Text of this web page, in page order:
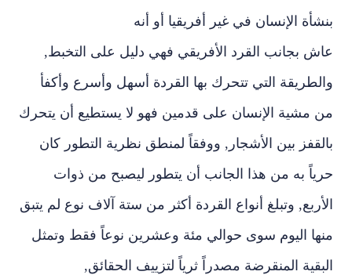
بنشأة الإنسان في غير أفريقيا أو أنه
عاش بجانب القرد الأفريقي فهي دليل على التخبط,
والطريقة التي تتحرك بها القردة أسهل وأسرع وأكفأ
من مشية الإنسان على قدمين فهو لا يستطيع أن يتحرك
بالقفز بين الأشجار, ووفقاً لمنطق نظرية التطور كان
حرياً به من هذا الجانب أن يتطور ليصبح من ذوات
الأربع, وتبلغ أنواع القردة أكثر من ستة آلاف نوع لم يتبق
منها اليوم سوى حوالي مئة وعشرين نوعاً فقط وتمثل
البقية المنقرضة مصدراً ثرياً لتزييف الحقائق,